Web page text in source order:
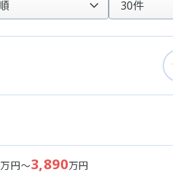
万円～3,890万円